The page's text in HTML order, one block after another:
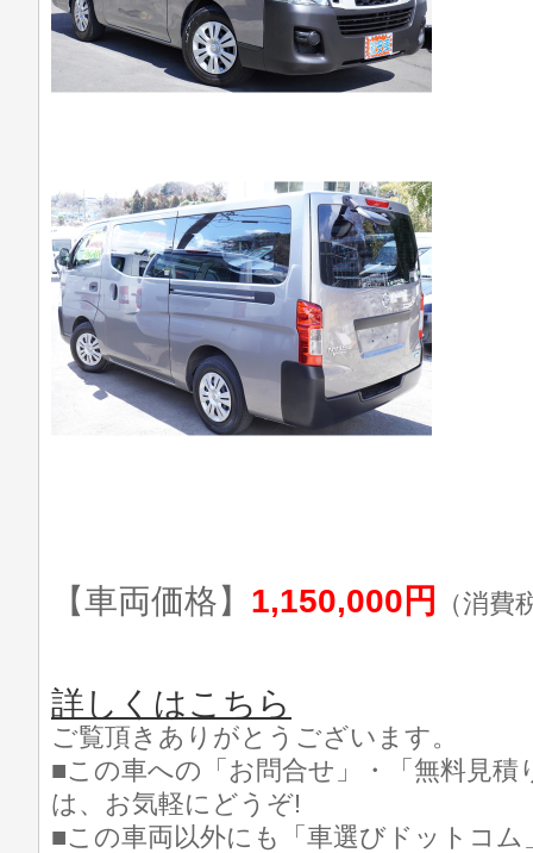
【車両価格】 1,150,000円 （消費
詳しくはこちら
ご覧頂きありがとうございます。
■この車への「お問合せ」・「無料見積
は、お気軽にどうぞ!
■この車両以外にも「車選びドットコ